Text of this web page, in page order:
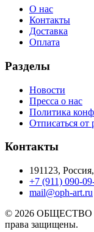
О нас
Контакты
Доставка
Оплата
Разделы
Новости
Пресса о нас
Политика
Отписаться от
Контакты
191123,
+7 (911) 090-
mail@oph-art.ru
© 2026
права защищены.